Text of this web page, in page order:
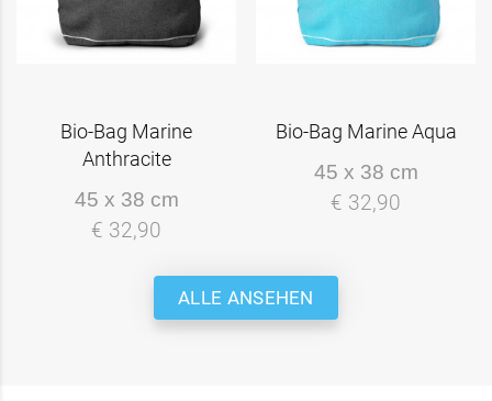
Bio-Bag Marine
Anthracite
45 x 38 cm
€ 32,90
Bio-Bag Marine Aqua
45 x 38 cm
€ 32,90
ALLE ANSEHEN